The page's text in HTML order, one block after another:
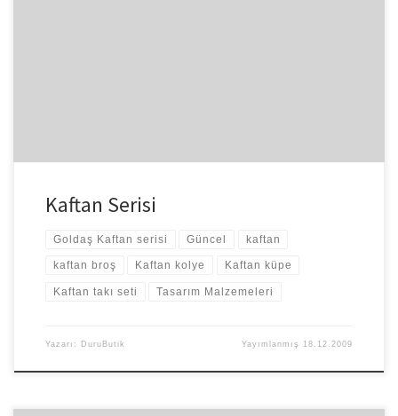
Kaftan Serisi
Goldaş Kaftan serisi Güncel kaftan
kaftan broş Kaftan kolye Kaftan küpe
Kaftan takı seti Tasarım Malzemeleri
Yazarı: DuruButik Yayımlanmış 18.12.2009